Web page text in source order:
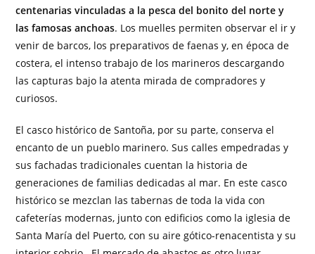
centenarias vinculadas a la pesca del bonito del norte y
las famosas anchoas. Los muelles permiten observar el ir y
venir de barcos, los preparativos de faenas y, en época de
costera, el intenso trabajo de los marineros descargando
las capturas bajo la atenta mirada de compradores y
curiosos.
El casco histórico de Santoña, por su parte, conserva el
encanto de un pueblo marinero. Sus calles empedradas y
sus fachadas tradicionales cuentan la historia de
generaciones de familias dedicadas al mar. En este casco
histórico se mezclan las tabernas de toda la vida con
cafeterías modernas, junto con edificios como la iglesia de
Santa María del Puerto, con su aire gótico-renacentista y su